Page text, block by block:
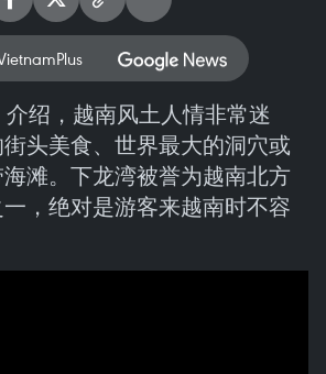
介绍，越南风土人情非常迷
头美食、世界最大的洞穴或
滩。下龙湾被誉为越南北方
，绝对是游客来越南时不容